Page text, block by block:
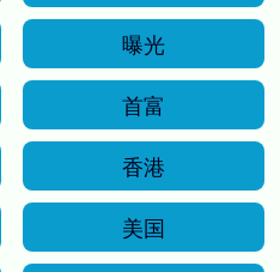
曝光
首富
香港
美国